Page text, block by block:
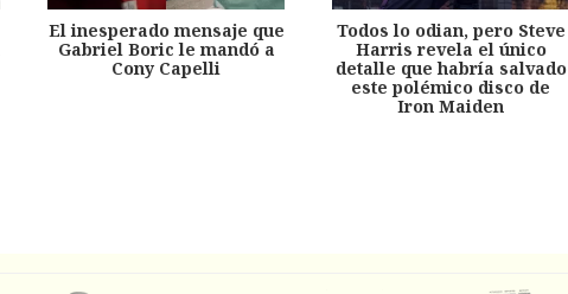
El inesperado mensaje que
Gabriel Boric le mandó a
Cony Capelli
Todos lo odian, pero Steve
Harris revela el único
detalle que habría salvado
este polémico disco de
Iron Maiden